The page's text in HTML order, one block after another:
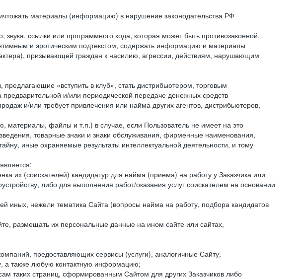
материалы (информацию) в нарушение законодательства РФ
ссылки или программного кода, которая может быть противозаконной,
и эротическим подтекстом, содержать информацию и материалы
призывающей граждан к насилию, агрессии, действиям, нарушающим
«вступить в клуб», стать дистрибьютером, торговым
и/или периодической передаче денежных средств
и/или требует привлечения или найма других агентов, дистрибьютеров,
материалы, файлы и т.п.) в случае, если Пользователь не имеет на это
товарные знаки и знаки обслуживания, фирменные наименования,
иные охраняемые результаты интеллектуальной деятельности, и тому
их (соискателей) кандидатур для найма (приема) на работу у Заказчика или
либо для выполнения работ/оказания услуг соискателем на основании
иных, нежели тематика Сайта (вопросы найма на работу, подбора кандидатов
размещать их персональные данные на ином сайте или сайтах,
предоставляющих сервисы (услуги), аналогичные Сайту;
а также любую контактную информацию;
таких страниц, сформированным Сайтом для других Заказчиков либо